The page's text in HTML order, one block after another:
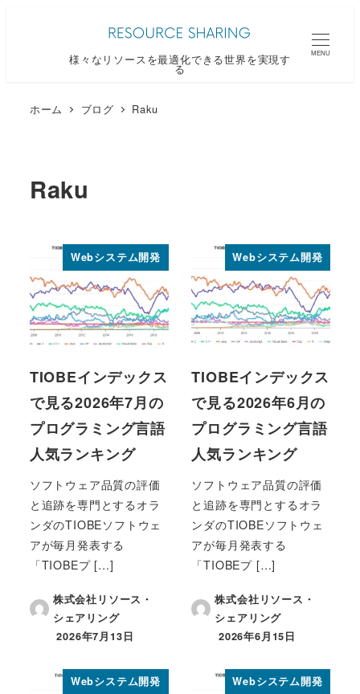
様々なリソースを最適化できる世界を実現す
る
MENU
ホーム ブログ Raku
Raku
Webシステム開発
TIOBEインデックス
で見る2026年7月の
プログラミング言語
人気ランキング
ソフトウェア品質の評価
と追跡を専門とするオラ
ンダのTIOBEソフトウェ
アが毎月発表する
「TIOBEプ […]
株式会社リソース・
シェアリング
投稿日
2026年7月13日
Webシステム開発
TIOBEインデックス
で見る2026年6月の
プログラミング言語
人気ランキング
ソフトウェア品質の評価
と追跡を専門とするオラ
ンダのTIOBEソフトウェ
アが毎月発表する
「TIOBEプ […]
株式会社リソース・
シェアリング
投稿日
2026年6月15日
Webシステム開発 Webシステム開発